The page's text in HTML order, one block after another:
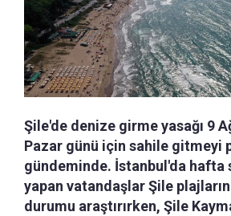
Şile'de denize girme yasağı 9
Pazar günü için sahile gitmeyi
gündeminde. İstanbul'da hafta
yapan vatandaşlar Şile
durumu araştırırken, Şile